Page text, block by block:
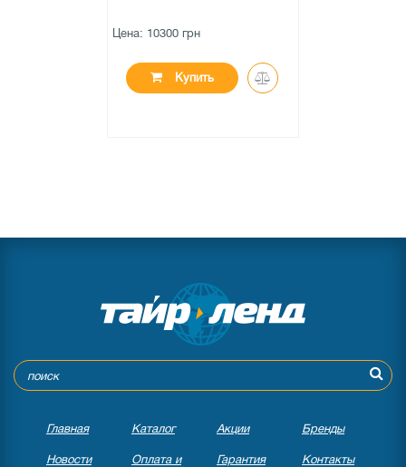
Цена: 10300 грн
Купить
Главная Каталог Акции Бренды
Новости Оплата и Гарантия Контакты